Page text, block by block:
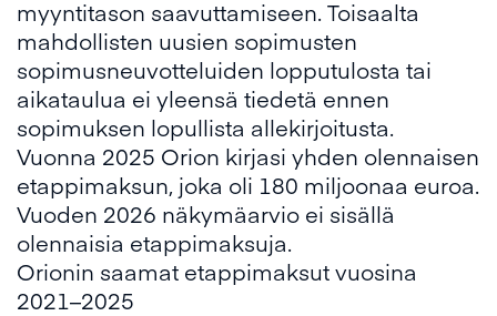
myyntitason saavuttamiseen. Toisaalta
mahdollisten uusien sopimusten
sopimusneuvotteluiden lopputulosta tai
aikataulua ei yleensä tiedetä ennen
sopimuksen lopullista allekirjoitusta.
Vuonna 2025 Orion kirjasi yhden olennaisen
etappimaksun, joka oli 180 miljoonaa euroa.
Vuoden 2026 näkymäarvio ei sisällä
olennaisia etappimaksuja.
Orionin saamat etappimaksut vuosina
2021–2025